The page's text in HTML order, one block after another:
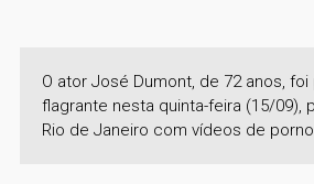
O ator José Dumont, de 72 anos,
flagrante nesta quinta-feira (15/09),
Rio de Janeiro com vídeos de